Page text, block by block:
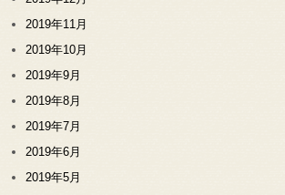
2019年11月
2019年10月
2019年9月
2019年8月
2019年7月
2019年6月
2019年5月